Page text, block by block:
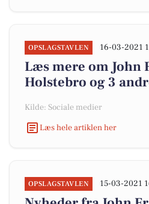
OPSLAGSTAVLEN 16-03-2021
Læs mere om John
Holstebro og 3
Kilde: Sociale medier
Læs hele artiklen her
OPSLAGSTAVLEN 15-03-2021